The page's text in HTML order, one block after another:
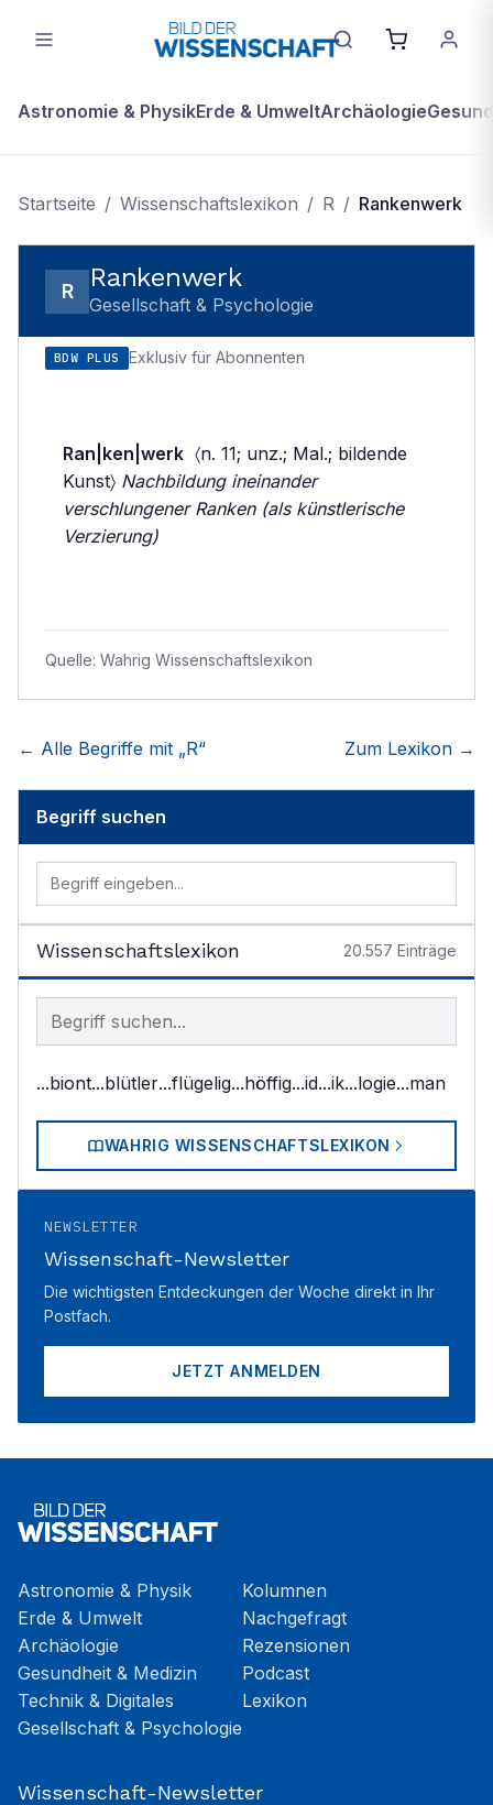
Astronomie & PhysikErde & UmweltArchäologie
Startseite / Wissenschaftslexikon / R / Rankenwerk
R Rankenwerk
Gesellschaft & Psychologie
BDW PLUS Exklusiv für Abonnenten
Ran|ken|werk 〈n. 11; unz.; Mal.; bildende
Kunst〉 Nachbildung ineinander
verschlungener Ranken (als künstlerische
Verzierung)
Quelle: Wahrig Wissenschaftslexikon
← Alle Begriffe mit „R“ Zum Lexikon →
Begriff suchen
Wissenschaftslexikon 20.557 Einträge
Begriff im Lexikon suchen
...biont...blütler...flügelig...höffig...id...ik...logie...man
WAHRIG WISSENSCHAFTSLEXIKON
NEWSLETTER
Wissenschaft-Newsletter
Die wichtigsten Entdeckungen der Woche direkt in Ihr
Postfach.
JETZT ANMELDEN
Astronomie & Physik
Erde & Umwelt
Archäologie
Gesundheit & Medizin
Technik & Digitales
Gesellschaft & Psychologie
Kolumnen
Nachgefragt
Rezensionen
Podcast
Lexikon
Wissenschaft-Newsletter